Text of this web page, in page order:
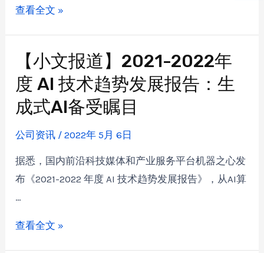
查看全文 »
【小文报道】2021-2022年
度 AI 技术趋势发展报告：生
成式AI备受瞩目
公司资讯 /2022年 5月 6日
据悉，国内前沿科技媒体和产业服务平台机器之心发
布《2021-2022 年度 AI 技术趋势发展报告》，从AI算
…
查看全文 »